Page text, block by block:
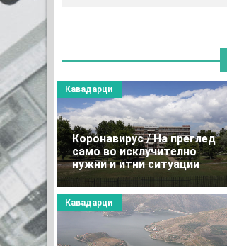
Коронавирус / На преглед
само во исклучително
нужни и итни ситуации
Кавадарци
Кавадарци